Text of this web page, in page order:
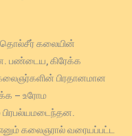
தொல்சீர் கலையின்
பண்டைய, கிரேக்க
பிரதானமான
– உரோம
பிரபல்யமடைந்தன.
கலைஞரால் வரையப்பட்ட